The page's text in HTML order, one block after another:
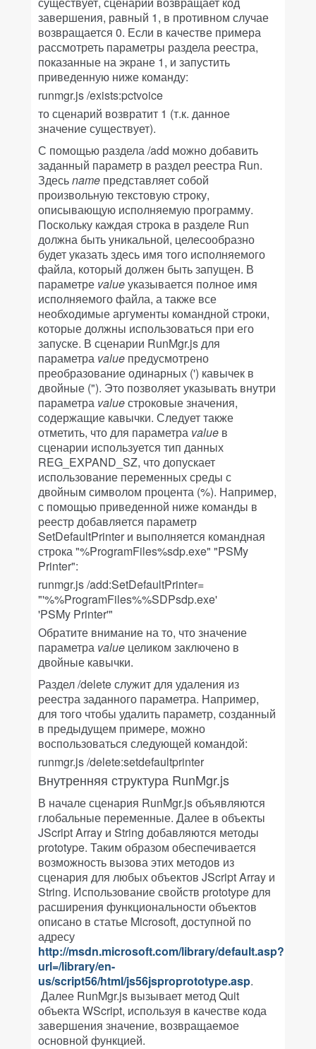
завершения, равный 1, в противном случае
возвращается 0. Если в качестве примера
рассмотреть параметры раздела реестра,
показанные на экране 1, и запустить
приведенную ниже команду:
runmgr.js /exists:pctvoice
то сценарий возвратит 1 (т.к. данное
значение существует).
С помощью раздела /add можно добавить
заданный параметр в раздел реестра Run.
Здесьname представляет собой
произвольную текстовую строку,
описывающую исполняемую программу.
Поскольку каждая строка в разделе Run
должна быть уникальной, целесообразно
будет указать здесь имя того исполняемого
файла, который должен быть запущен. В
параметре valueуказывается полное имя
исполняемого файла, а также все
необходимые аргументы командной строки,
которые должны использоваться при его
запуске. В сценарии RunMgr.js для
параметра value предусмотрено
преобразование одинарных (') кавычек в
двойные ("). Это позволяет указывать внутри
параметра valueстроковые значения,
содержащие кавычки. Следует также
отметить, что для параметра value в
сценарии используется тип данных
REG_EXPAND_SZ, что допускает
использование переменных среды с
двойным символом процента (%). Например,
с помощью приведенной ниже команды в
реестр добавляется параметр
SetDefaultPrinter и выполняется командная
строка "%ProgramFiles%sdp.exe" "PSMy
Printer":
runmgr.js /add:SetDefaultPrinter=
"'%%ProgramFiles%%SDPsdp.exe'
'PSMy Printer'"
Обратите внимание на то, что значение
параметра value целиком заключено в
двойные кавычки.
Раздел /delete служит для удаления из
реестра заданного параметра. Например,
для того чтобы удалить параметр, созданный
в предыдущем примере, можно
воспользоваться следующей командой:
runmgr.js /delete:setdefaultprinter
Внутренняя структура RunMgr.js
В начале сценария RunMgr.js объявляются
глобальные переменные. Далее в объекты
JScript Array и String добавляются методы
prototype. Таким образом обеспечивается
возможность вызова этих методов из
сценария для любых объектов JScript Array и
String. Использование свойств prototype для
расширения функциональности объектов
описано в статье Microsoft, доступной по
адресу
http://msdn.microsoft.com/library/default.asp?
url=/library/en-
us/script56/html/js56jsproprototype.asp.
Далее RunMgr.js вызывает метод Quit
объекта WScript, используя в качестве кода
завершения значение, возвращаемое
основной функцией.